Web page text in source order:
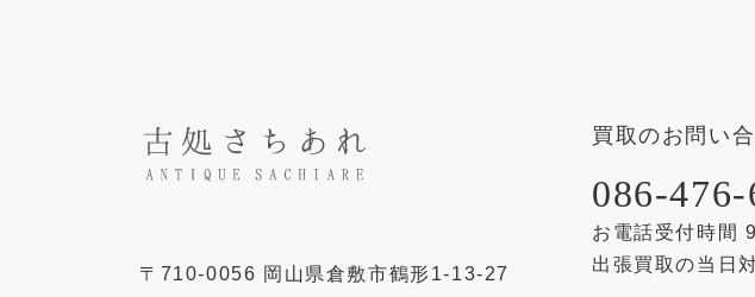
〒 710-0056 岡山県倉敷市鶴形1-13-27
買取のお問い
086-476-
お電話受付時間
出張買取の当日